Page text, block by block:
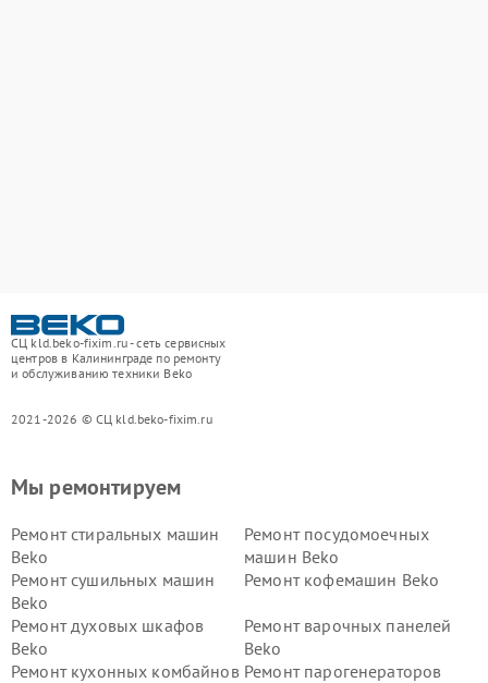
СЦ kld.beko-fixim.ru - сеть сервисных
центров в Калининграде по ремонту
и обслуживанию техники Beko
2021-2026 © СЦ kld.beko-fixim.ru
Мы ремонтируем
Ремонт стиральных машин
Beko
Ремонт посудомоечных
машин Beko
Ремонт сушильных машин
Beko
Ремонт кофемашин Beko
Ремонт духовых шкафов
Beko
Ремонт варочных панелей
Beko
Ремонт кухонных комбайнов Ремонт парогенераторов